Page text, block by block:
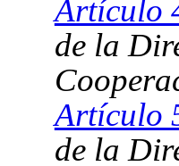
Artículo
de la
Artículo
de la